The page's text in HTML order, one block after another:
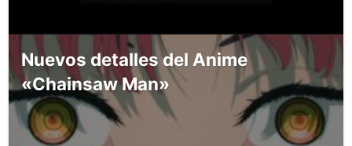
Nuevos detalles del Anime
«Chainsaw Man»